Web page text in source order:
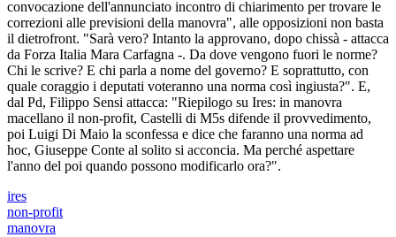
convocazione dell'annunciato incontro di chiarimento per trovare le
correzioni alle previsioni della manovra", alle opposizioni non basta
il dietrofront. "Sarà vero? Intanto la approvano, dopo chissà - attacca
da Forza Italia Mara Carfagna -. Da dove vengono fuori le norme?
Chi le scrive? E chi parla a nome del governo? E soprattutto, con
quale coraggio i deputati voteranno una norma così ingiusta?". E,
dal Pd, Filippo Sensi attacca: "Riepilogo su Ires: in manovra
macellano il non-profit, Castelli di M5s difende il provvedimento,
poi Luigi Di Maio la sconfessa e dice che faranno una norma ad
hoc, Giuseppe Conte al solito si acconcia. Ma perché aspettare
l'anno del poi quando possono modificarlo ora?".
ires
non-profit
manovra